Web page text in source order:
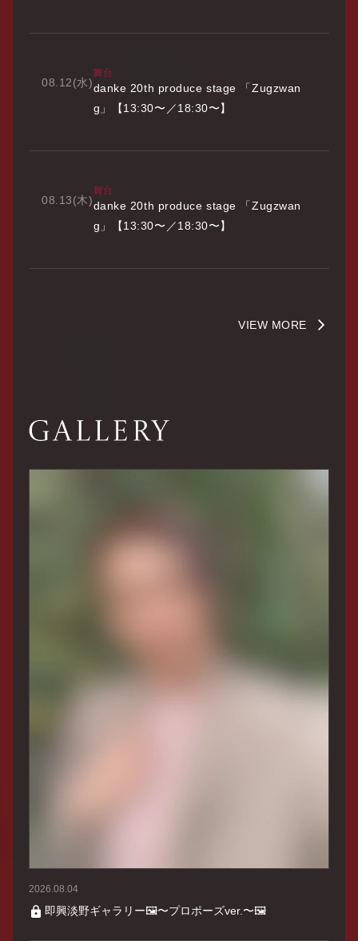
08.12(水)
舞台
danke 20th produce stage 「Zugzwan
g」【13:30〜／18:30〜】
08.13(木)
舞台
danke 20th produce stage 「Zugzwan
g」【13:30〜／18:30〜】
VIEW MORE
2026.08.04
即興淡野ギャラリー🖼〜プロポーズver.〜🖼